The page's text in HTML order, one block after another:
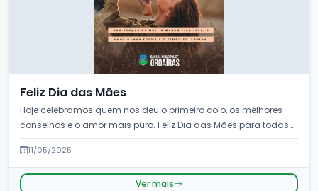
Feliz Dia das Mães
Hoje celebramos quem nos deu o primeiro colo, os melhores
conselhos e o amor mais puro. Feliz Dia das Mães para todas
que fazem do mundo um lug...
11/05/2025
Ver mais